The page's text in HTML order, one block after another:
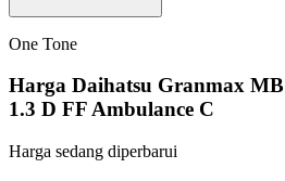
One Tone
Harga Daihatsu Granmax MB
1.3 D FF Ambulance C
Harga sedang diperbarui